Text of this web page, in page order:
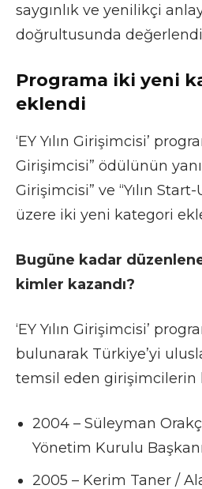
saygınlık ve yenilikçi
doğrultusunda
Programa iki yeni
eklendi
‘EY Yılın Girişimcisi’
Girişimcisi” ödülünün yanı
Girişimcisi” ve “Yılın
üzere iki yeni kategori
Bugüne kadar
kimler kazandı?
‘EY Yılın Girişimcisi’
bulunarak Türkiye’yi
temsil eden girişimcilerin
2004 – Süleyman
Yönetim Kurulu Başkanı
2005 – Kerim Taner /